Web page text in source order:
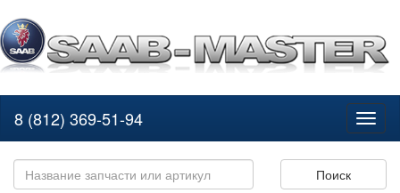
8 (812) 369-51-94
Поиск